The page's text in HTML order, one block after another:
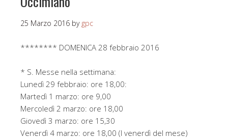
25 Marzo 2016 by gpc
******** DOMENICA 28 febbraio 2016
* S. Messe nella settimana:
Lunedì 29 febbraio: ore 18,00:
Martedì 1 marzo: ore 9,00
Mercoledì 2 marzo: ore 18,00
Giovedì 3 marzo: ore 15,30
Venerdì 4 marzo: ore 18,00 (I venerdì del mese)